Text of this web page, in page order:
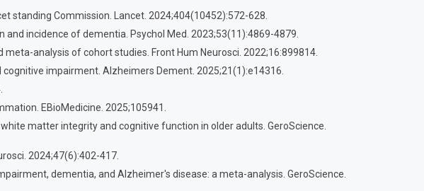
standing Commission. Lancet. 2024;404(10452):572-628.
incidence of dementia. Psychol Med. 2023;53(11):4869-4879.
analysis of cohort studies. Front Hum Neurosci. 2022;16:899814.
impairment. Alzheimers Dement. 2025;21(1):e14316.
EBioMedicine. 2025;105941.
matter integrity and cognitive function in older adults. GeroScience.
2024;47(6):402-417.
dementia, and Alzheimer's disease: a meta-analysis. GeroScience.